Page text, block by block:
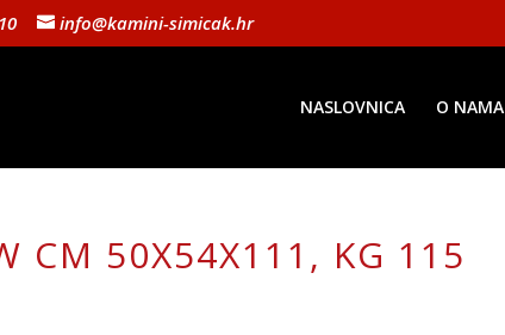
info@kamini-simicak.hr
NASLOVNICA O NAMA
CM 50X54X111, KG 115